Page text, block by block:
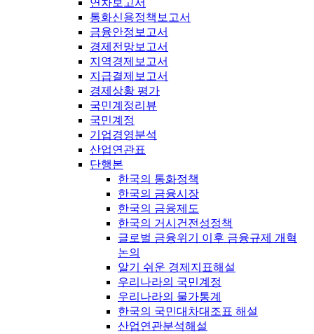
연차보고서
통화신용정책보고서
금융안정보고서
경제전망보고서
지역경제보고서
지급결제보고서
경제상황 평가
국민계정리뷰
국민계정
기업경영분석
산업연관표
단행본
한국의 통화정책
한국의 금융시장
한국의 금융제도
한국의 거시건전성정책
글로벌 금융위기 이후 금융규제 개혁
논의
알기 쉬운 경제지표해설
우리나라의 국민계정
우리나라의 물가통계
한국의 국민대차대조표 해설
산업연관분석해설